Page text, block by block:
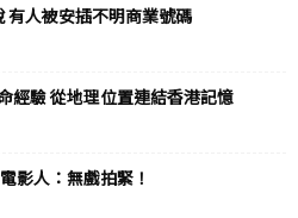
有人被安插不明商業號碼
經驗 從地理位置連結香港記憶
影人：無戲拍緊！